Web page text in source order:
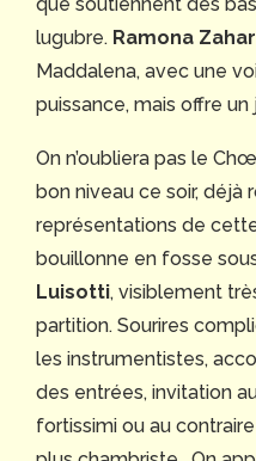
lugubre. Ramona
Maddalena, avec une
puissance, mais offre
On n’oubliera pas le
bon niveau ce soir, déjà
représentations de
bouillonne en fosse
Luisotti, visiblement
partition. Sourires
les instrumentistes,
des entrées, invitation
fortissimi ou au